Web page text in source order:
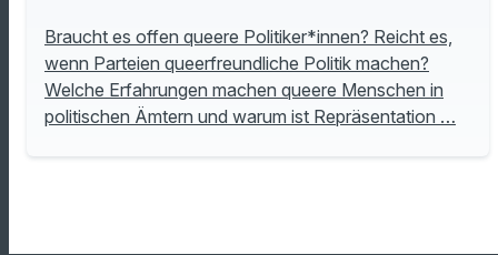
Braucht es offen queere Politiker*innen? Reicht es,
wenn Parteien queerfreundliche Politik machen?
Welche Erfahrungen machen queere Menschen in
politischen Ämtern und warum ist Repräsentation …